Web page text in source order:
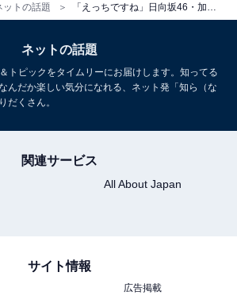
ットの話題
ネットの話題
トピックをタイムリーにお届けします。知ってる
んだか楽しい気分になれる、ネット発「知ら（な
だくさん。
関連サービス
All About Japan
サイト情報
広告掲載